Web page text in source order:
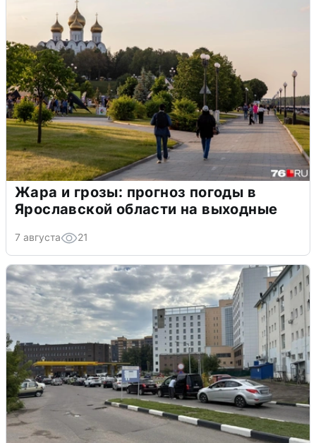
Жара и грозы: прогноз погоды в
Ярославской области на выходные
7 августа 21